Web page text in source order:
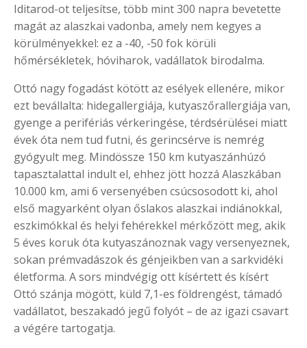
Iditarod-ot teljesítse, több mint 300 napra bevetette
magát az alaszkai vadonba, amely nem kegyes a
körülményekkel: ez a -40, -50 fok körüli
hőmérsékletek, hóviharok, vadállatok birodalma.
Ottó nagy fogadást kötött az esélyek ellenére, mikor
ezt bevállalta: hidegallergiája, kutyaszőrallergiája van,
gyenge a perifériás vérkeringése, térdsérülései miatt
évek óta nem tud futni, és gerincsérve is nemrég
gyógyult meg. Mindössze 150 km kutyaszánhúzó
tapasztalattal indult el, ehhez jött hozzá Alaszkában
10.000 km, ami 6 versenyében csúcsosodott ki, ahol
első magyarként olyan őslakos alaszkai indiánokkal,
eszkimókkal és helyi fehérekkel mérkőzött meg, akik
5 éves koruk óta kutyaszánoznak vagy versenyeznek,
sokan prémvadászok és génjeikben van a sarkvidéki
életforma. A sors mindvégig ott kísértett és kísért
Ottó szánja mögött, küld 7,1-es földrengést, támadó
vadállatot, beszakadó jegű folyót – de az igazi csavart
a végére tartogatja.